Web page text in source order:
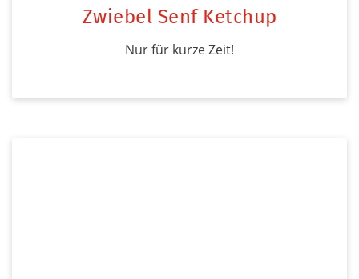
Zwiebel Senf Ketchup
Nur für kurze Zeit!